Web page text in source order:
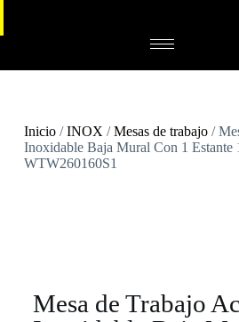
Inicio/INOX /Mesas de trabajo/
Inoxidable Baja Mural Con 1 Estante
WTW260160S1
Mesa de Trabajo